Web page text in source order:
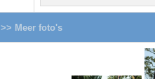
>> Meer foto's